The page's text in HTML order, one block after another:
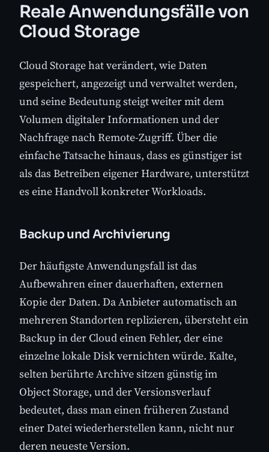
Reale Anwendungsfälle von
Cloud Storage
Cloud Storage hat verändert, wie Daten
gespeichert, angezeigt und verwaltet werden,
und seine Bedeutung steigt weiter mit dem
Volumen digitaler Informationen und der
Nachfrage nach Remote-Zugriff. Über die
einfache Tatsache hinaus, dass es günstiger ist
als das Betreiben eigener Hardware, unterstützt
es eine Handvoll konkreter Workloads.
Backup und Archivierung
Der häufigste Anwendungsfall ist das
Aufbewahren einer dauerhaften, externen
Kopie der Daten. Da Anbieter automatisch an
mehreren Standorten replizieren, übersteht ein
Backup in der Cloud einen Fehler, der eine
einzelne lokale Disk vernichten würde. Kalte,
selten berührte Archive sitzen günstig im
Object Storage, und der Versionsverlauf
bedeutet, dass man einen früheren Zustand
einer Datei wiederherstellen kann, nicht nur
deren neueste Version.